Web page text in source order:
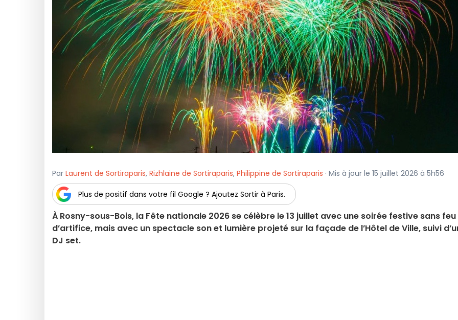
Par Laurent de Sortiraparis, Rizhlaine de Sortiraparis, Philippine de Sortiraparis · Mis à jour le 15 juillet 2026 à 5h56
Plus de positif dans votre fil Google ? Ajoutez Sortir à Paris.
À Rosny-sous-Bois, la Fête nationale 2026 se célèbre le 13 juillet avec une soirée festive sans feu
d’artifice, mais avec un spectacle son et lumière projeté sur la façade de l’Hôtel de Ville, suivi
DJ set.